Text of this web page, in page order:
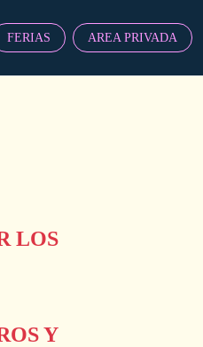
FERIAS AREA PRIVADA
LOS
Y